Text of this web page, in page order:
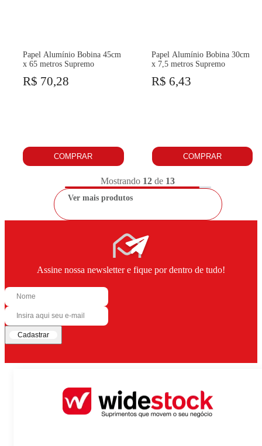
Papel Alumínio Bobina 45cm
x 65 metros Supremo
R$ 70,28
COMPRAR
Papel Alumínio Bobina 30cm
x 7,5 metros Supremo
R$ 6,43
COMPRAR
Mostrando 12 de 13
Ver mais produtos
Assine nossa newsletter e fique por dentro de tudo!
Cadastrar